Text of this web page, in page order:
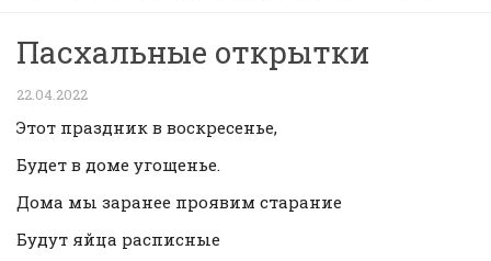
Пасхальные открытки
22.04.2022
Этот праздник в воскресенье,
Будет в доме угощенье.
Дома мы заранее проявим старание
Будут яйца расписные